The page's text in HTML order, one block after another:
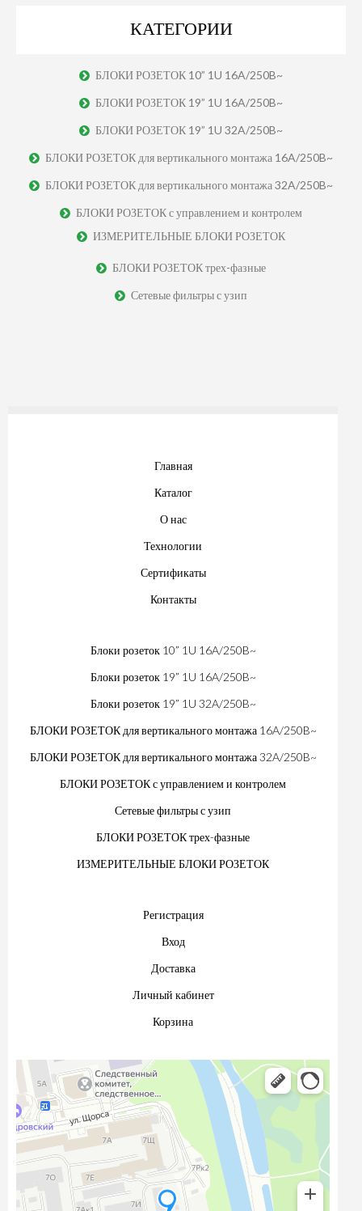
КАТЕГОРИИ
БЛОКИ РОЗЕТОК 10” 1U 16A/250B~
БЛОКИ РОЗЕТОК 19” 1U 16A/250B~
БЛОКИ РОЗЕТОК 19” 1U 32A/250B~
БЛОКИ РОЗЕТОК для вертикального монтажа 16A/250B~
БЛОКИ РОЗЕТОК для вертикального монтажа 32A/250B~
БЛОКИ РОЗЕТОК с управлением и контролем
ИЗМЕРИТЕЛЬНЫЕ БЛОКИ РОЗЕТОК
БЛОКИ РОЗЕТОК трех-фазные
Сетевые фильтры с узип
Главная
Каталог
О нас
Технологии
Сертификаты
Контакты
Блоки розеток 10” 1U 16A/250B~
Блоки розеток 19” 1U 16A/250B~
Блоки розеток 19” 1U 32A/250B~
БЛОКИ РОЗЕТОК для вертикального монтажа 16A/250B~
БЛОКИ РОЗЕТОК для вертикального монтажа 32A/250B~
БЛОКИ РОЗЕТОК с управлением и контролем
Сетевые фильтры с узип
БЛОКИ РОЗЕТОК трех-фазные
ИЗМЕРИТЕЛЬНЫЕ БЛОКИ РОЗЕТОК
Регистрация
Вход
Доставка
Личный кабинет
Корзина